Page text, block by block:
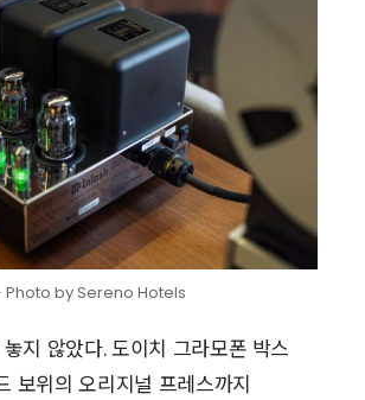
by Sereno Hotels
지 않았다. 도이치 그라모폰 박스
보위의 오리지널 프레스까지